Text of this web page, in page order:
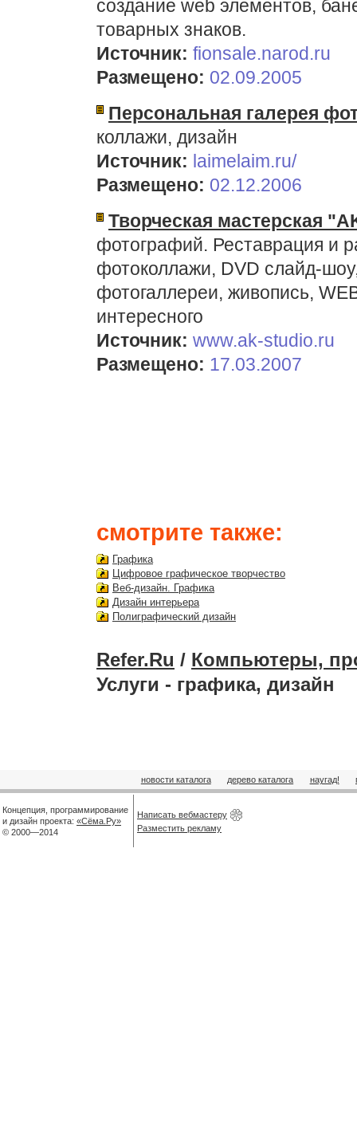
создание web элементов,
товарных знаков.
Источник: fionsale.narod.ru
Размещено: 02.09.2005
Персональная галерея
коллажи, дизайн
Источник: laimelaim.ru/
Размещено: 02.12.2006
Творческая мастерская
фотографий. Реставрация и
фотоколлажи, DVD слайд-
фотогаллереи, живопись,
интересного
Источник: www.ak-studio.ru
Размещено: 17.03.2007
смотрите также:
Графика
Цифровое графическое творчество
Веб-дизайн. Графика
Дизайн интерьера
Полиграфический дизайн
Refer.Ru / Компьютеры,
Услуги - графика, дизайн
новости каталога дерево каталога наугад!
Концепция, программирование
и дизайн проекта: «Сёма.Ру»
© 2000—2014
Написать вебмастеру
Разместить рекламу